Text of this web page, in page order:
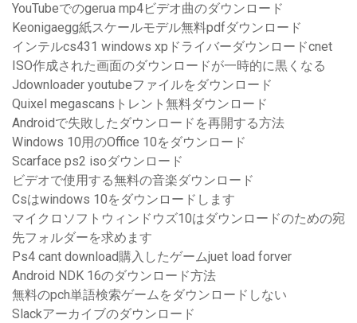
YouTubeでのgerua mp4ビデオ曲のダウンロード
Keonigaegg紙スケールモデル無料pdfダウンロード
インテルcs431 windows xpドライバーダウンロードcnet
ISO作成された画面のダウンロードが一時的に黒くなる
Jdownloader youtubeファイルをダウンロード
Quixel megascansトレント無料ダウンロード
Androidで失敗したダウンロードを再開する方法
Windows 10用のOffice 10をダウンロード
Scarface ps2 isoダウンロード
ビデオで使用する無料の音楽ダウンロード
Csはwindows 10をダウンロードします
マイクロソフトウィンドウズ10はダウンロードのための宛
先フォルダーを求めます
Ps4 cant download購入したゲームjuet load forver
Android NDK 16のダウンロード方法
無料のpch単語検索ゲームをダウンロードしない
Slackアーカイブのダウンロード